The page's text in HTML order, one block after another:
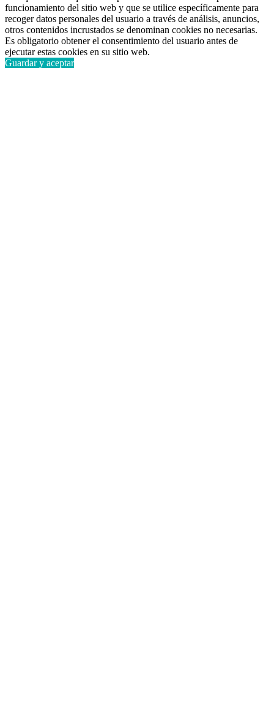
funcionamiento del sitio web y que se utilice específicamente para
recoger datos personales del usuario a través de análisis, anuncios,
otros contenidos incrustados se denominan cookies no necesarias.
Es obligatorio obtener el consentimiento del usuario antes de
ejecutar estas cookies en su sitio web.
Guardar y aceptar